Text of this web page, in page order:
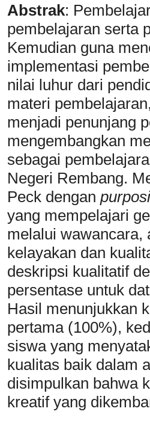
Abstrak:
pembelajaran serta
Kemudian guna
implementasi
nilai luhur dari
materi
menjadi penunjang
mengembangkan
sebagai
Negeri Rembang.
Peck dengan
yang mempelajari
melalui wawancara,
kelayakan dan
deskripsi kualitatif
persentase untuk
Hasil menunjukkan
pertama (100%),
siswa yang
kualitas baik dalam
disimpulkan bahwa
kreatif yang